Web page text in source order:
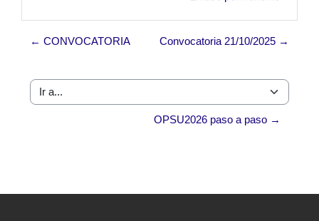
← CONVOCATORIA Convocatoria 21/10/2025 →
Ir a...
OPSU2026 paso a paso →